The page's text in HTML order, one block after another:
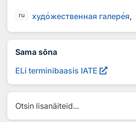
ru художественная галерея
Sama sõna
ELi terminibaasis IATE
Otsin lisanäiteid...